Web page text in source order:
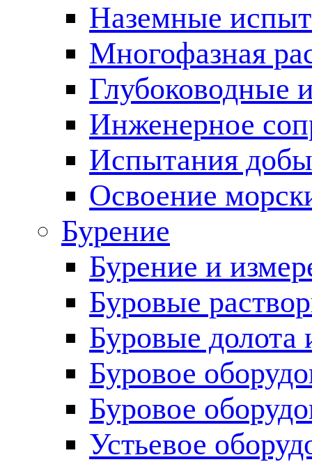
Наземные
Многофазная
Глубоководные
Инженерное
Испытания
Освоение
Бурение
Бурение и
Буровые
Буровые долота
Буровое
Буровое
Устьевое